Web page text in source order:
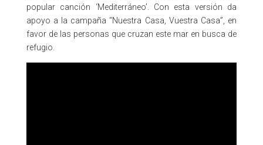
popular canción ‘Mediterráneo’. Con esta versión da
apoyo a la campaña “Nuestra Casa, Vuestra Casa”, en
favor de las personas que cruzan este mar en busca de
refugio.